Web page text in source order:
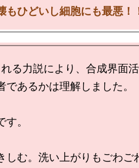
もひどいし細胞にも最悪！
れる力説により、合成界面
であるかは理解しました。
。
しむ。洗い上がりもごわご